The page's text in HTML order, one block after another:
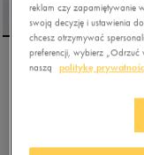
ADIDAS COURT
(
reklam czy zapamiętywanie
swoją decyzję i ustawienia
chcesz otrzymywać
preferencji, wybierz „Odrzuć
naszą
politykę